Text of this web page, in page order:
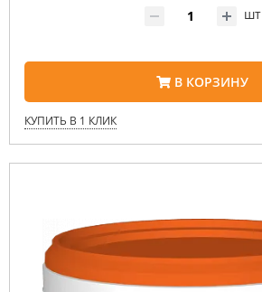
шт
В КОРЗИНУ
КУПИТЬ В 1 КЛИК